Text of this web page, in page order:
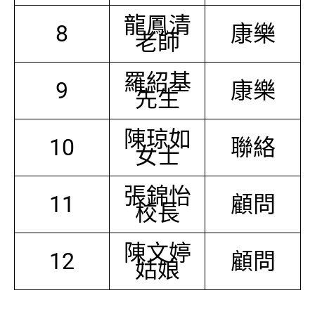
8 龍鳳清
老師 康樂
9 羅紹基
先生 康樂
10 陳琼如
女士 聯絡
11 張錦怡
校長 顧問
12 陳文婷
姑娘 顧問